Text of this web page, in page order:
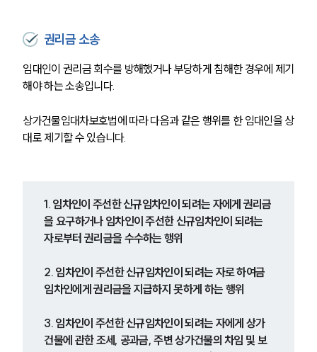
권리금 소송
임대인이 권리금 회수를 방해했거나 부당하게 침해한 경우에 제기
해야 하는 소송입니다.
상가건물임대차보호법에 따라 다음과 같은 행위를 한 임대인을 상
대로 제기할 수 있습니다.
1. 임차인이 주선한 신규임차인이 되려는 자에게 권리금
을 요구하거나 임차인이 주선한 신규임차인이 되려는
자로부터 권리금을 수수하는 행위
2. 임차인이 주선한 신규임차인이 되려는 자로 하여금
임차인에게 권리금을 지급하지 못하게 하는 행위
3. 임차인이 주선한 신규임차인이 되려는 자에게 상가
건물에 관한 조세, 공과금, 주변 상가건물의 차임 및 보